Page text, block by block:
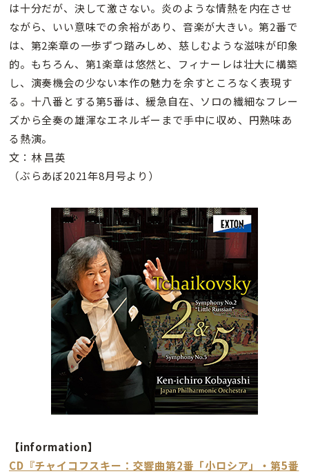
は十分だが、決して激さない。炎のような情熱を内在させ
ながら、いい意味での余裕があり、音楽が大きい。第2番で
は、第2楽章の一歩ずつ踏みしめ、慈しむような滋味が印象
的。もちろん、第1楽章は悠然と、フィナーレは壮大に構築
し、演奏機会の少ない本作の魅力を余すところなく表現す
る。十八番とする第5番は、緩急自在、ソロの繊細なフレー
ズから全奏の雄渾なエネルギーまで手中に収め、円熟味あ
る熱演。
文：林 昌英
（ぶらあぼ2021年8月号より）
【information】
CD『チャイコフスキー：交響曲第2番「小ロシア」・第5番